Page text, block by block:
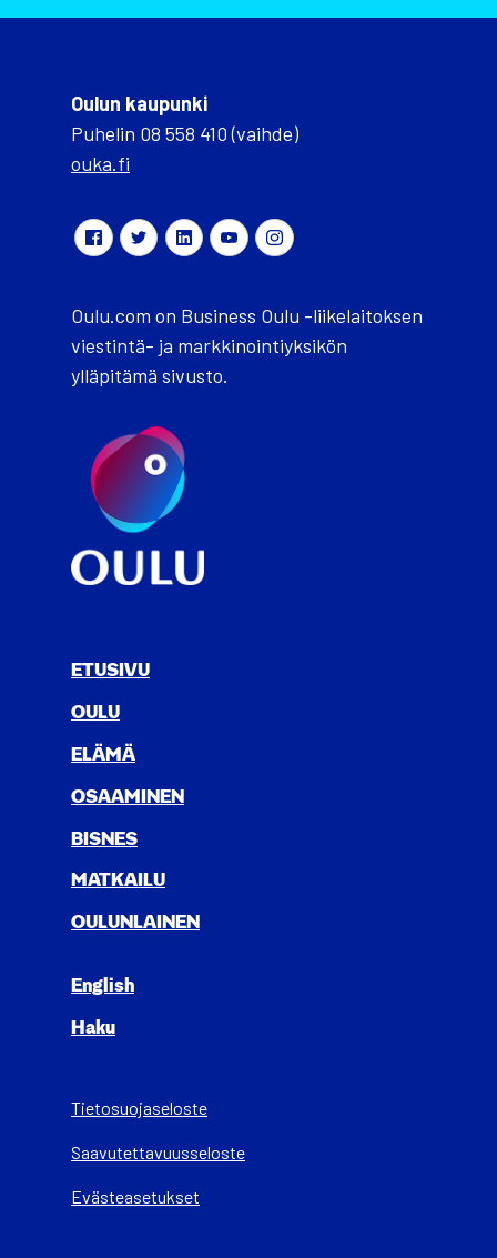
Oulun kaupunki
Puhelin 08 558 410 (vaihde)
ouka.fi
Oulu.com on Business Oulu -liikelaitoksen
viestintä- ja markkinointiyksikön
ylläpitämä sivusto.
ETUSIVU
OULU
ELÄ­MÄ
OSAA­MI­NEN
BIS­NES
MAT­KAI­LU
OULUN­LAI­NEN
English
Haku
Tietosuojaseloste
Saa­vu­tet­ta­vuus­se­los­te
Evästeasetukset